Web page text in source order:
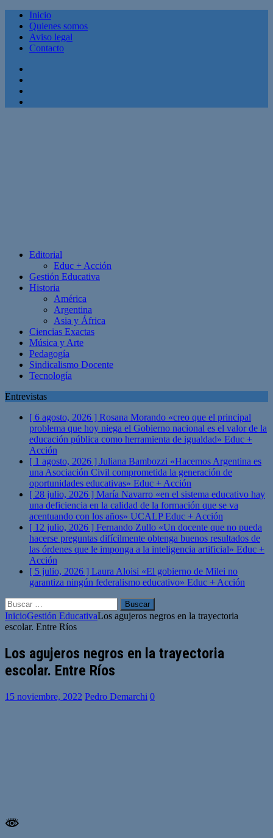
Inicio
Quienes somos
Aviso legal
Contacto
Editorial
Educ + Acción
Gestión Educativa
Historia
América
Argentina
Asia y África
Ciencias Exactas
Música y Arte
Pedagogía
Sindicalismo Docente
Tecnología
Entrevistas
[ 6 agosto, 2026 ] Rosana Morando «creo que el principal
problema que hoy niega el Gobierno nacional es el valor de la
educación pública como herramienta de igualdad» Educ +
Acción
[ 1 agosto, 2026 ] Juliana Bambozzi «Hacemos Argentina es
una Asociación Civil comprometida la generación de
oportunidades educativas» Educ + Acción
[ 28 julio, 2026 ] María Navarro «en el sistema educativo hay
una deficiencia en la calidad de la formación que se va
acentuando con los años» UCALPEduc + Acción
[ 12 julio, 2026 ] Fernando Zullo «Un docente que no pueda
hacerse preguntas difícilmente obtenga buenos resultados de
las órdenes que le imponga a la inteligencia artificial» Educ +
Acción
[ 5 julio, 2026 ] Laura Aloisi «El gobierno de Milei no
garantiza ningún federalismo educativo» Educ + Acción
Buscar:
InicioGestión EducativaLos agujeros negros en la trayectoria
escolar. Entre Ríos
Los agujeros negros en la trayectoria
escolar. Entre Ríos
15 noviembre, 2022 Pedro Demarchi 0